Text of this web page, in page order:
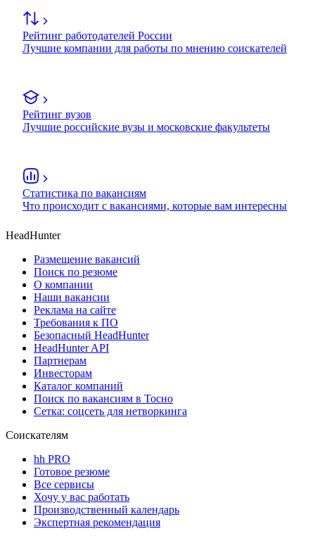
Рейтинг работодателей России
Лучшие компании для работы по мнению соискателей
Рейтинг вузов
Лучшие российские вузы и московские факультеты
Статистика по вакансиям
Что происходит с вакансиями, которые вам интересны
HeadHunter
Размещение вакансий
Поиск по резюме
О компании
Наши вакансии
Реклама на сайте
Требования к ПО
Безопасный HeadHunter
HeadHunter API
Партнерам
Инвесторам
Каталог компаний
Поиск по вакансиям в Тосно
Сетка: соцсеть для нетворкинга
Соискателям
hh PRO
Готовое резюме
Все сервисы
Хочу у вас работать
Производственный календарь
Экспертная рекомендация